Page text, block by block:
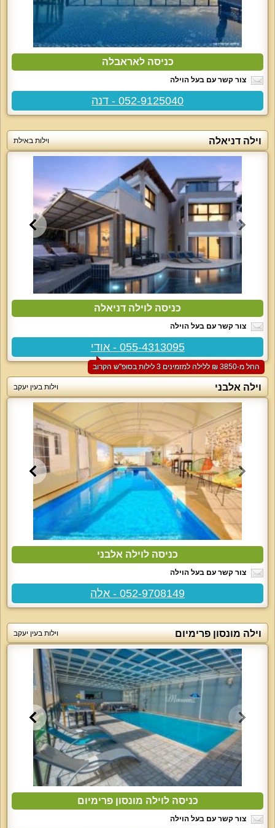
כניסה לאראבלה
צור קשר עם בעל הוילה
052-9125040 - דנה
וילה דניאלה וילות באילת
כניסה לוילה דניאלה
צור קשר עם בעל הוילה
055-4313095 - אודי
החל מ-‏3850 ₪ ללילה למזמינים 3 לילות בסופ"ש הקרוב
וילה אלבני וילות בעין יעקב
כניסה לוילה אלבני
צור קשר עם בעל הוילה
052-9708149 - אלה
וילה מונסון פרימיום וילות בעין יעקב
כניסה לוילה מונסון פרימיום
צור קשר עם בעל הוילה